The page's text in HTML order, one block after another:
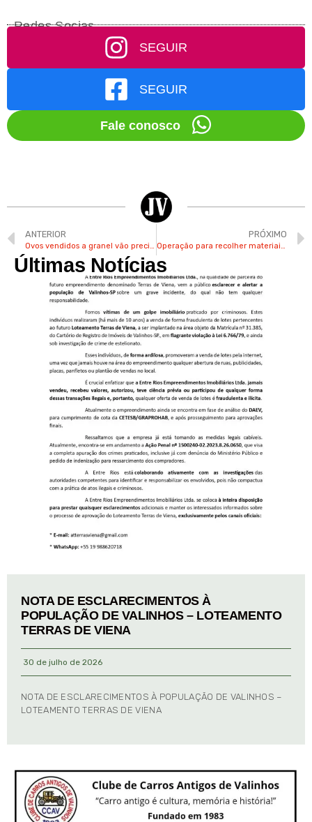
Redes Socias
SEGUIR
SEGUIR
Fale conosco
ANTERIOR
Ovos vendidos a granel vão precisar de data de validade carimbada na casca a partir de março
PRÓXIMO
Operação para recolher materiais inservíveis em Valinhos começa neste sábado
Últimas Notícias
NOTA DE ESCLARECIMENTOS À
POPULAÇÃO DE VALINHOS – LOTEAMENTO
TERRAS DE VIENA
30 de julho de 2026
NOTA DE ESCLARECIMENTOS À POPULAÇÃO DE VALINHOS –
LOTEAMENTO TERRAS DE VIENA